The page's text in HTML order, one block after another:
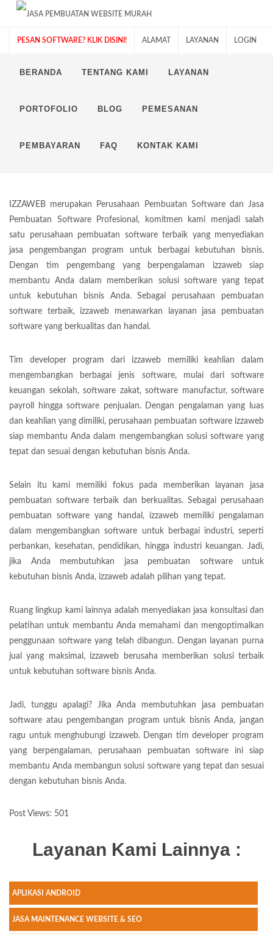
PESAN SOFTWARE? KLIK DISINI! ALAMAT LAYANAN LOGIN
BERANDA TENTANG KAMI LAYANAN
PORTOFOLIO BLOG PEMESANAN
PEMBAYARAN FAQ KONTAK KAMI
DEVELOPER PERUSAHAAN
SOFTWARE IZZAWEB
IZZAWEB merupakan Perusahaan Pembuatan Software dan Jasa
Pembuatan Software Profesional, komitmen kami menjadi salah
satu perusahaan pembuatan software terbaik yang menyediakan
jasa pengembangan program untuk berbagai kebutuhan bisnis.
Dengan tim pengembang yang berpengalaman izzaweb siap
membantu Anda dalam memberikan solusi software yang tepat
untuk kebutuhan bisnis Anda. Sebagai perusahaan pembuatan
software terbaik, izzaweb menawarkan layanan jasa pembuatan
software yang berkualitas dan handal.
Tim developer program dari izzaweb memiliki keahlian dalam
mengembangkan berbagai jenis software, mulai dari software
keuangan sekolah, software zakat, software manufactur, software
payroll hingga software penjualan. Dengan pengalaman yang luas
dan keahlian yang dimiliki, perusahaan pembuatan software izzaweb
siap membantu Anda dalam mengembangkan solusi software yang
tepat dan sesuai dengan kebutuhan bisnis Anda.
Selain itu kami memiliki fokus pada memberikan layanan jasa
pembuatan software terbaik dan berkualitas. Sebagai perusahaan
pembuatan software yang handal, izzaweb memiliki pengalaman
dalam mengembangkan software untuk berbagai industri, seperti
perbankan, kesehatan, pendidikan, hingga industri keuangan. Jadi,
jika Anda membutuhkan jasa pembuatan software untuk
kebutuhan bisnis Anda, izzaweb adalah pilihan yang tepat.
Ruang lingkup kami lainnya adalah menyediakan jasa konsultasi dan
pelatihan untuk membantu Anda memahami dan mengoptimalkan
penggunaan software yang telah dibangun. Dengan layanan purna
jual yang maksimal, izzaweb berusaha memberikan solusi terbaik
untuk kebutuhan software bisnis Anda.
Jadi, tunggu apalagi? Jika Anda membutuhkan jasa pembuatan
software atau pengembangan program untuk bisnis Anda, jangan
ragu untuk menghubungi izzaweb. Dengan tim developer program
yang berpengalaman, perusahaan pembuatan software ini siap
membantu Anda membangun solusi software yang tepat dan sesuai
dengan kebutuhan bisnis Anda.
Post Views: 501
Layanan Kami Lainnya :
APLIKASI ANDROID
JASA MAINTENANCE WEBSITE & SEO